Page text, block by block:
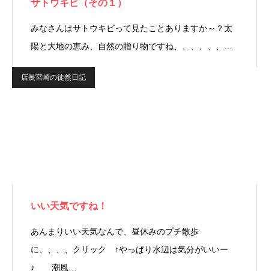
サトウキビ（その１）
みなさんはサトウキビって見たことありますか～？太
陽と大地の恵み、自然の贈り物ですね、、、、、、…
店長宮崎の徒然日記
いい天気ですね！
あんまりいい天気なんで、昼休みのプチ散歩
に、、、、クリック ↑やっぱり水辺は気分がいいー
♪ 潮風…